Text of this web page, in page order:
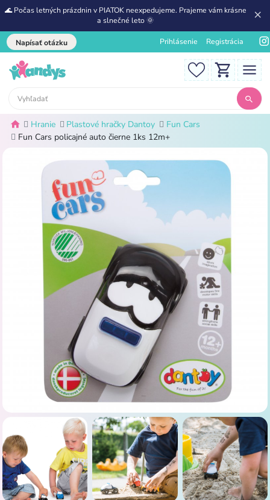
🌊 Počas letných prázdnin v PIATOK neexpedujeme. Prajeme vám krásne
a slnečné leto 🌞
Napísať otázku Prihlásenie Registrácia
Hranie Plastové hračky Dantoy
Fun Cars
Fun Cars policajné auto čierne 1ks 12m+